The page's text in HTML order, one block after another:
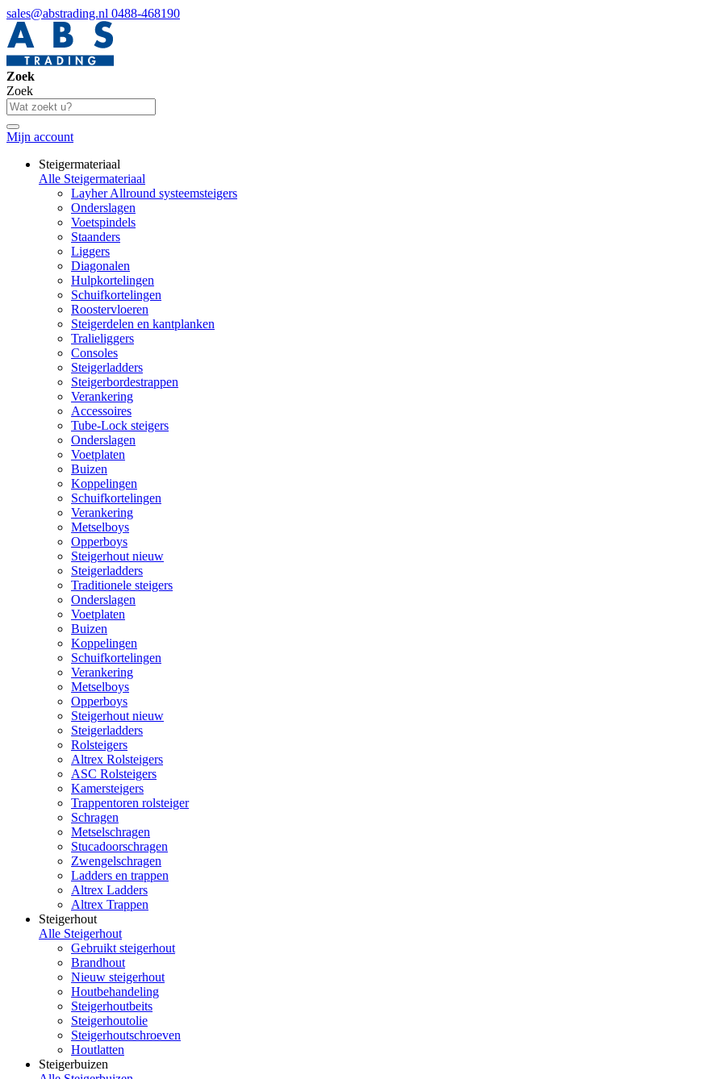
sales@abstrading.nl 0488-468190
Zoek
Zoek
Mijn account
Steigermateriaal
Alle Steigermateriaal
Layher Allround systeemsteigers
Onderslagen
Voetspindels
Staanders
Liggers
Diagonalen
Hulpkortelingen
Schuifkortelingen
Roostervloeren
Steigerdelen en kantplanken
Tralieliggers
Consoles
Steigerladders
Steigerbordestrappen
Verankering
Accessoires
Tube-Lock steigers
Onderslagen
Voetplaten
Buizen
Koppelingen
Schuifkortelingen
Verankering
Metselboys
Opperboys
Steigerhout nieuw
Steigerladders
Traditionele steigers
Onderslagen
Voetplaten
Buizen
Koppelingen
Schuifkortelingen
Verankering
Metselboys
Opperboys
Steigerhout nieuw
Steigerladders
Rolsteigers
Altrex Rolsteigers
ASC Rolsteigers
Kamersteigers
Trappentoren rolsteiger
Schragen
Metselschragen
Stucadoorschragen
Zwengelschragen
Ladders en trappen
Altrex Ladders
Altrex Trappen
Steigerhout
Alle Steigerhout
Gebruikt steigerhout
Brandhout
Nieuw steigerhout
Houtbehandeling
Steigerhoutbeits
Steigerhoutolie
Steigerhoutschroeven
Houtlatten
Steigerbuizen